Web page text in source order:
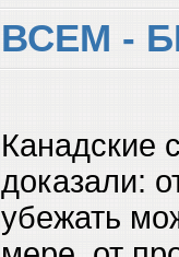
ВСЕМ -
Канадские
доказали:
убежать